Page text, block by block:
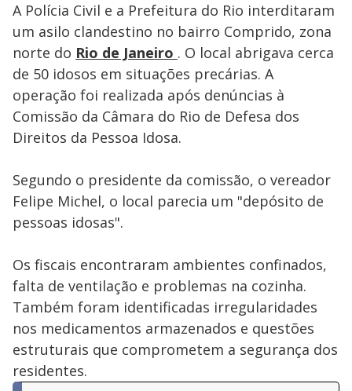
A Polícia Civil e a Prefeitura do Rio interditaram
um asilo clandestino no bairro Comprido, zona
norte do Rio de Janeiro . O local abrigava cerca
de 50 idosos em situações precárias. A
operação foi realizada após denúncias à
Comissão da Câmara do Rio de Defesa dos
Direitos da Pessoa Idosa.
Segundo o presidente da comissão, o vereador
Felipe Michel, o local parecia um "depósito de
pessoas idosas".
Os fiscais encontraram ambientes confinados,
falta de ventilação e problemas na cozinha.
Também foram identificadas irregularidades
nos medicamentos armazenados e questões
estruturais que comprometem a segurança dos
residentes.